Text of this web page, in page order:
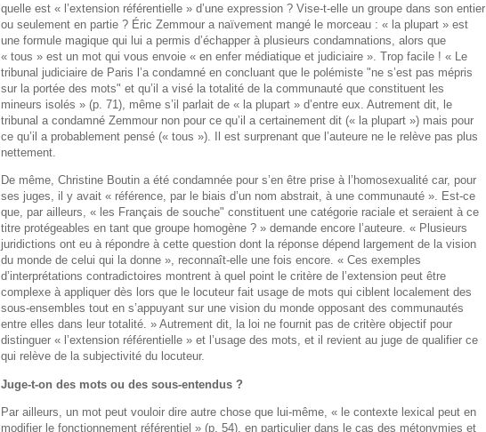
quelle est « l’extension référentielle » d’une expression ? Vise-t-elle un groupe dans son entier
ou seulement en partie ? Éric Zemmour a naïvement mangé le morceau : « la plupart » est
une formule magique qui lui a permis d’échapper à plusieurs condamnations, alors que
« tous » est un mot qui vous envoie « en enfer médiatique et judiciaire ». Trop facile ! « Le
tribunal judiciaire de Paris l’a condamné en concluant que le polémiste "ne s’est pas mépris
sur la portée des mots" et qu’il a visé la totalité de la communauté que constituent les
mineurs isolés » (p. 71), même s’il parlait de « la plupart » d’entre eux. Autrement dit, le
tribunal a condamné Zemmour non pour ce qu’il a certainement dit (« la plupart ») mais pour
ce qu’il a probablement pensé (« tous »). Il est surprenant que l’auteure ne le relève pas plus
nettement.
De même, Christine Boutin a été condamnée pour s’en être prise à l’homosexualité car, pour
ses juges, il y avait « référence, par le biais d’un nom abstrait, à une communauté ». Est-ce
que, par ailleurs, « les Français de souche" constituent une catégorie raciale et seraient à ce
titre protégeables en tant que groupe homogène ? » demande encore l’auteure. « Plusieurs
juridictions ont eu à répondre à cette question dont la réponse dépend largement de la vision
du monde de celui qui la donne », reconnaît-elle une fois encore. « Ces exemples
d’interprétations contradictoires montrent à quel point le critère de l’extension peut être
complexe à appliquer dès lors que le locuteur fait usage de mots qui ciblent localement des
sous-ensembles tout en s’appuyant sur une vision du monde opposant des communautés
entre elles dans leur totalité. » Autrement dit, la loi ne fournit pas de critère objectif pour
distinguer « l’extension référentielle » et l’usage des mots, et il revient au juge de qualifier ce
qui relève de la subjectivité du locuteur.
Juge-t-on des mots ou des sous-entendus ?
Par ailleurs, un mot peut vouloir dire autre chose que lui-même, « le contexte lexical peut en
modifier le fonctionnement référentiel » (p. 54), en particulier dans le cas des métonymies et